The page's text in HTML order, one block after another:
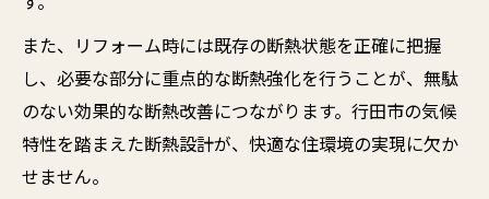
また、リフォーム時には既存の断熱状態を正確に把握
し、必要な部分に重点的な断熱強化を行うことが、無駄
のない効果的な断熱改善につながります。行田市の気候
特性を踏まえた断熱設計が、快適な住環境の実現に欠か
せません。